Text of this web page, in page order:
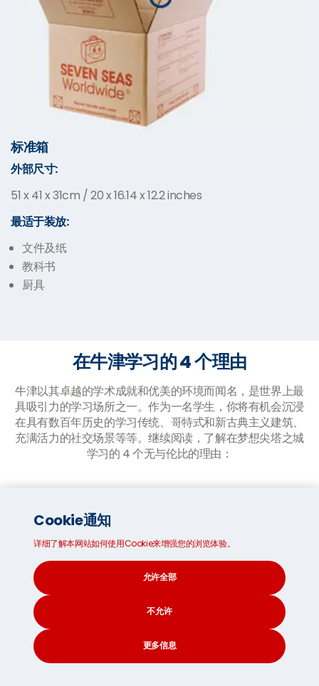
标准箱
外部尺寸:
51 x 41 x 31cm / 20 x 16.14 x 12.2 inches
最适于装放:
文件及纸
教科书
厨具
在牛津学习的 4 个理由
牛津以其卓越的学术成就和优美的环境而闻名，是世界上最
具吸引力的学习场所之一。作为一名学生，你将有机会沉浸
在具有数百年历史的学习传统、哥特式和新古典主义建筑、
充满活力的社交场景等等。继续阅读，了解在梦想尖塔之城
学习的 4 个无与伦比的理由：
心。你可以访问世界一流的图书馆、研究设
施和学术资源。一个独特的方面是教程系
统。本科生每周有一到两次辅导，他们会在
Cookie通知
详细了解本网站如何使用Cookie来增强您的浏览体验。
允许全部
不允许
更多信息